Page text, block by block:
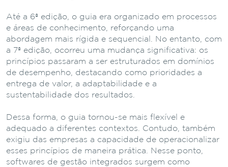
Até a 6ª edição, o guia era organizado em processos
e áreas de conhecimento, reforçando uma
abordagem mais rígida e sequencial. No entanto, com
a 7ª edição, ocorreu uma mudança significativa: os
princípios passaram a ser estruturados em domínios
de desempenho, destacando como prioridades a
entrega de valor, a adaptabilidade e a
sustentabilidade dos resultados.
Dessa forma, o guia tornou-se mais flexível e
adequado a diferentes contextos. Contudo, também
exigiu das empresas a capacidade de operacionalizar
esses princípios de maneira prática. Nesse ponto,
softwares de gestão integrados surgem como